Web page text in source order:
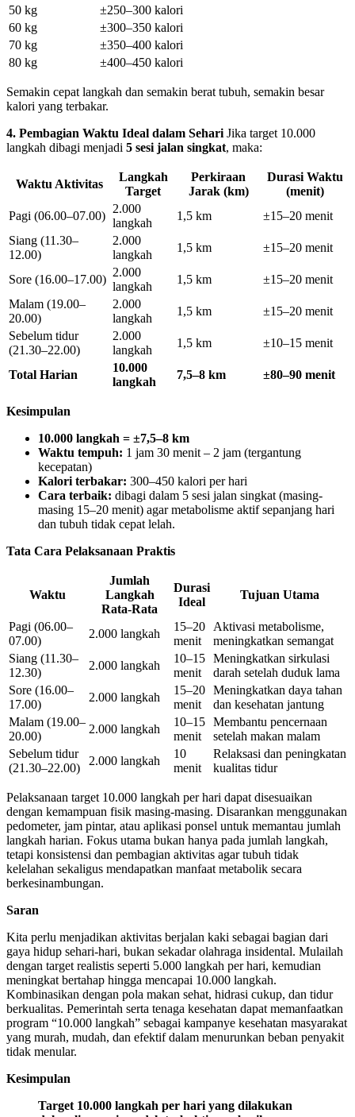
50 kg
±250–300 kalori
60 kg
±300–350 kalori
70 kg
±350–400 kalori
80 kg
±400–450 kalori
Semakin cepat langkah dan semakin berat tubuh, semakin besar
kalori yang terbakar.
4. Pembagian Waktu Ideal dalam Sehari Jika target 10.000
langkah dibagi menjadi 5 sesi jalan singkat, maka:
Waktu Aktivitas
Langkah
Target
Perkiraan
Jarak (km)
Durasi Waktu
(menit)
Pagi (06.00–07.00)
2.000
langkah
1,5 km
±15–20 menit
Siang (11.30–
12.00)
2.000
langkah
1,5 km ±15–20 menit
Sore (16.00–17.00)
2.000
langkah
1,5 km
±15–20 menit
Malam (19.00–
20.00)
2.000
langkah
1,5 km
±15–20 menit
Sebelum tidur
(21.30–22.00)
2.000
langkah
1,5 km ±10–15 menit
Total Harian
10.000
langkah
7,5–8 km ±80–90 menit
Kesimpulan
10.000 langkah = ±7,5–8 km
Waktu tempuh: 1 jam 30 menit – 2 jam (tergantung
kecepatan)
Kalori terbakar: 300–450 kalori per hari
Cara terbaik: dibagi dalam 5 sesi jalan singkat (masing-
masing 15–20 menit) agar metabolisme aktif sepanjang hari
dan tubuh tidak cepat lelah.
Tata Cara Pelaksanaan Praktis
Waktu
Jumlah
Langkah
Rata-Rata
Durasi
Ideal
Tujuan Utama
Pagi (06.00–
07.00)
2.000 langkah
15–20
menit
Aktivasi metabolisme,
meningkatkan semangat
Siang (11.30–
12.30)
2.000 langkah
10–15
menit
Meningkatkan sirkulasi
darah setelah duduk lama
Sore (16.00–
17.00)
2.000 langkah
15–20
menit
Meningkatkan daya tahan
dan kesehatan jantung
Malam (19.00–
20.00)
2.000 langkah
10–15
menit
Membantu pencernaan
setelah makan malam
Sebelum tidur
(21.30–22.00)
2.000 langkah
10
menit
Relaksasi dan peningkatan
kualitas tidur
Pelaksanaan target 10.000 langkah per hari dapat disesuaikan
dengan kemampuan fisik masing-masing. Disarankan menggunakan
pedometer, jam pintar, atau aplikasi ponsel untuk memantau jumlah
langkah harian. Fokus utama bukan hanya pada jumlah langkah,
tetapi konsistensi dan pembagian aktivitas agar tubuh tidak
kelelahan sekaligus mendapatkan manfaat metabolik secara
berkesinambungan.
Saran
Kita perlu menjadikan aktivitas berjalan kaki sebagai bagian dari
gaya hidup sehari-hari, bukan sekadar olahraga insidental. Mulailah
dengan target realistis seperti 5.000 langkah per hari, kemudian
meningkat bertahap hingga mencapai 10.000 langkah.
Kombinasikan dengan pola makan sehat, hidrasi cukup, dan tidur
berkualitas. Pemerintah serta tenaga kesehatan dapat memanfaatkan
program “10.000 langkah” sebagai kampanye kesehatan masyarakat
yang murah, mudah, dan efektif dalam menurunkan beban penyakit
tidak menular.
Kesimpulan
Target 10.000 langkah per hari yang dilakukan